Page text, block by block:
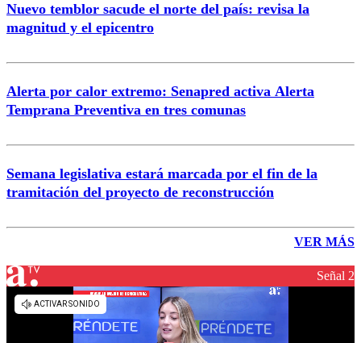
Nuevo temblor sacude el norte del país: revisa la
magnitud y el epicentro
Alerta por calor extremo: Senapred activa Alerta
Temprana Preventiva en tres comunas
Semana legislativa estará marcada por el fin de la
tramitación del proyecto de reconstrucción
VER MÁS
Señal 2